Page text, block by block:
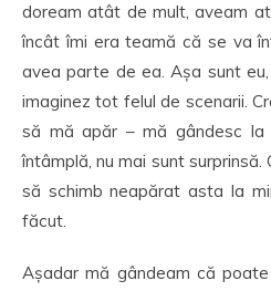
doream atât de mult, aveam
încât îmi era teamă că se va
avea parte de ea. Așa sunt
imaginez tot felul de scenarii.
să mă apăr – mă gândesc
întâmplă, nu mai sunt surprinsă.
să schimb neapărat asta la
făcut.
Așadar mă gândeam că